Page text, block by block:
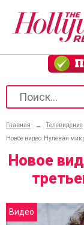
Главная → Телевидение
Новое видео: Нулевая
Новое
Видео